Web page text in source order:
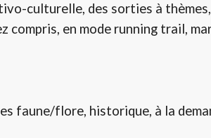
culturelle, des sorties à thèmes,
en mode running trail,
faune/flore, historique, à la